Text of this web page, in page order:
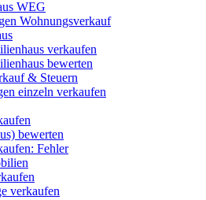
WEG
Wohnungsverkauf
verkaufen
bewerten
& Steuern
einzeln verkaufen
bewerten
Fehler
verkaufen